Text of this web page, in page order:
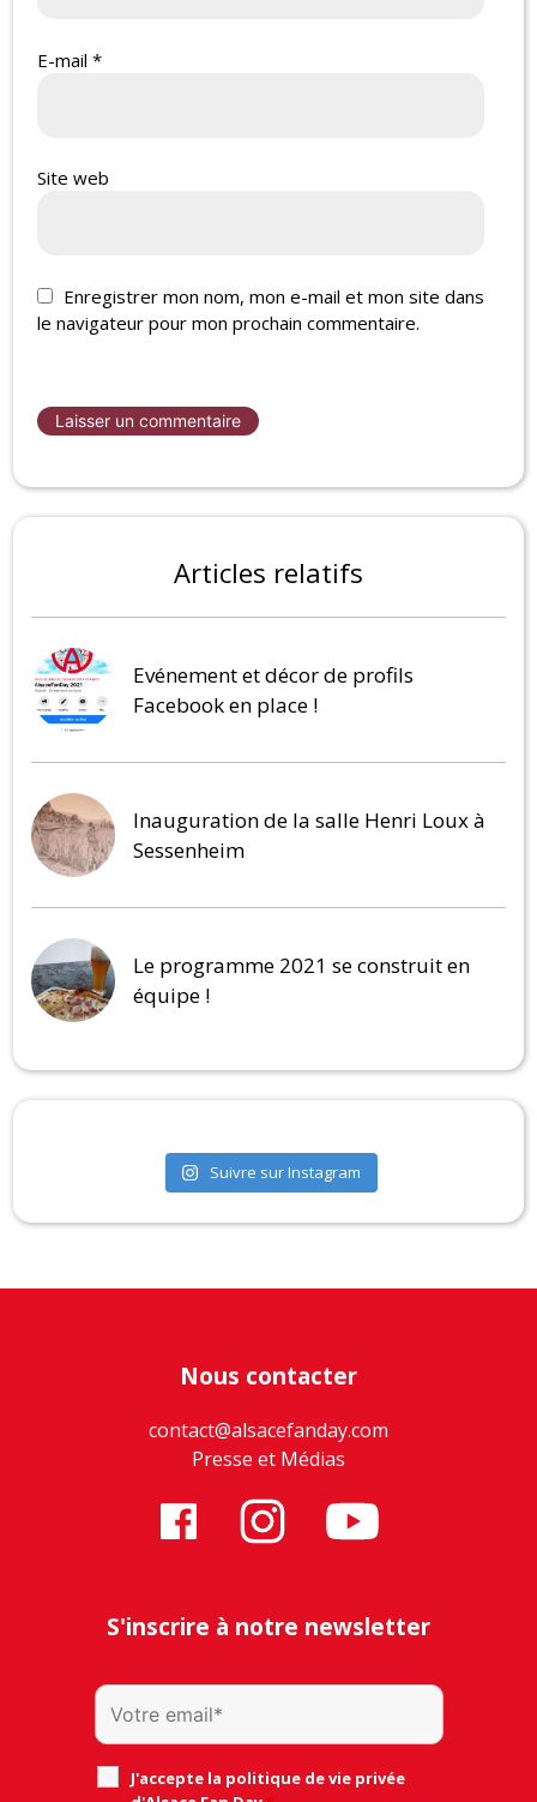
E-mail*
Site web
Enregistrer mon nom, mon e-mail et mon site dans
le navigateur pour mon prochain commentaire.
Articles relatifs
Evénement et décor de profils
Facebook en place !
Inauguration de la salle Henri Loux à
Sessenheim
Le programme 2021 se construit en
équipe !
Suivre sur Instagram
Nous contacter
contact@alsacefanday.com
Presse et Médias
S'inscrire à notre newsletter
J'accepte la politique de vie privée